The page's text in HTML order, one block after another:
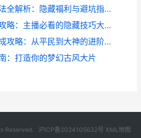
逆水寒现代温泉玩法全解析：隐藏福利与避坑指南
逆水寒直播海洋全攻略：主播必看的隐藏技巧大揭秘
逆水寒捕快套装速成攻略：从平民到大神的进阶秘籍
：打造你的梦幻古风大片
Reserved. 沪ICP备2024105632号 XML地图